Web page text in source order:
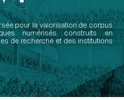
pour la valorisation de corpus
numérisés construits en
de recherche et des institutions